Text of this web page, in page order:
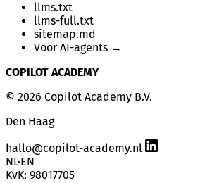
llms.txt
llms-full.txt
sitemap.md
Voor AI-agents →
COPILOT ACADEMY
© 2026 Copilot Academy B.V.
Den Haag
hallo@copilot-academy.nl
NL·EN
KvK: 98017705